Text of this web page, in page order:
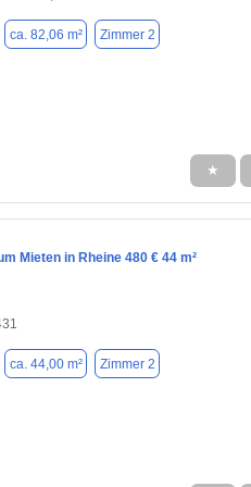
ca. 82,06 m² Zimmer 2
★
Mieten in Rheine 480 € 44 m²
ca. 44,00 m² Zimmer 2